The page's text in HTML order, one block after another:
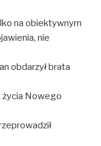
na obiektywnym
nie
obdarzył brata
życia Nowego